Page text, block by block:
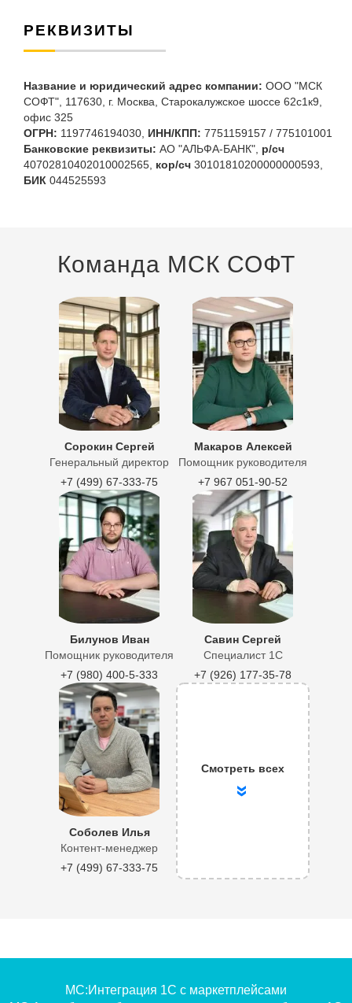
РЕКВИЗИТЫ
Название и юридический адрес компании: ООО "МСК
СОФТ", 117630, г. Москва, Старокалужское шоссе 62с1к9,
офис 325
ОГРН: 1197746194030, ИНН/КПП: 7751159157 / 775101001
Банковские реквизиты: АО "АЛЬФА-БАНК", р/сч
40702810402010002565, кор/сч 30101810200000000593,
БИК 044525593
Команда МСК СОФТ
Сорокин Сергей
Генеральный директор
+7 (499) 67-333-75
Макаров Алексей
Помощник руководителя
+7 967 051-90-52
Билунов Иван
Помощник руководителя
+7 (980) 400-5-333
Савин Сергей
Специалист 1С
+7 (926) 177-35-78
Соболев Илья
Контент-менеджер
+7 (499) 67-333-75
Смотреть всех
»
МС:Интеграция 1С с маркетплейсами